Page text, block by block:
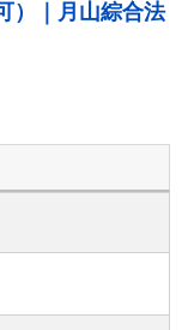
）｜月山綜合法